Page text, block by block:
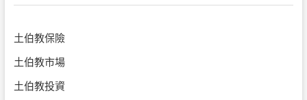
土伯教保險
土伯教市場
土伯教投資